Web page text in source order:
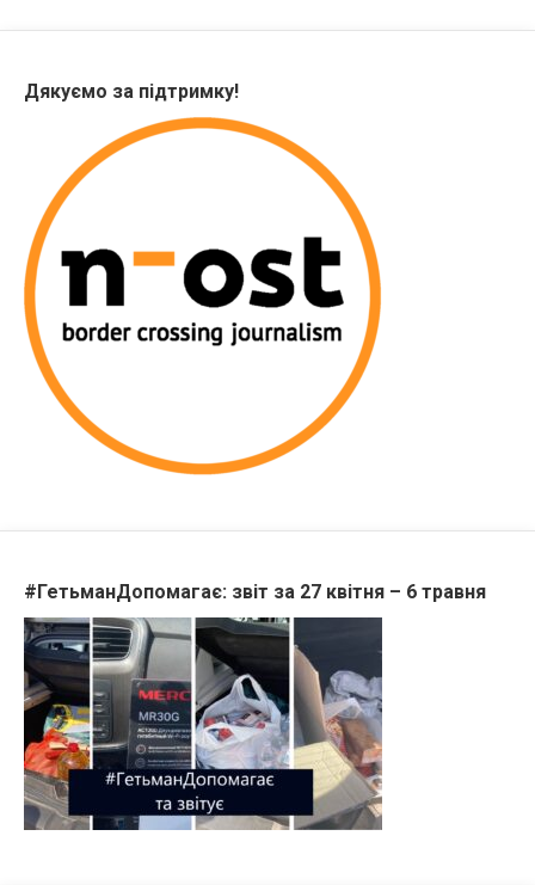
Дякуємо за підтримку!
#ГетьманДопомагає: звіт за 27 квітня – 6 травня